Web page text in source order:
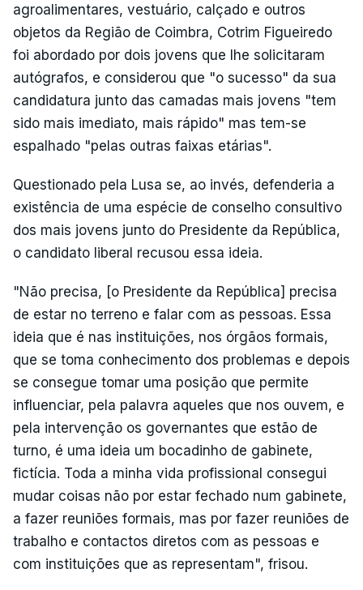
agroalimentares, vestuário, calçado e outros
objetos da Região de Coimbra, Cotrim Figueiredo
foi abordado por dois jovens que lhe solicitaram
autógrafos, e considerou que "o sucesso" da sua
candidatura junto das camadas mais jovens "tem
sido mais imediato, mais rápido" mas tem-se
espalhado "pelas outras faixas etárias".
Questionado pela Lusa se, ao invés, defenderia a
existência de uma espécie de conselho consultivo
dos mais jovens junto do Presidente da República,
o candidato liberal recusou essa ideia.
"Não precisa, [o Presidente da República] precisa
de estar no terreno e falar com as pessoas. Essa
ideia que é nas instituições, nos órgãos formais,
que se toma conhecimento dos problemas e depois
se consegue tomar uma posição que permite
influenciar, pela palavra aqueles que nos ouvem, e
pela intervenção os governantes que estão de
turno, é uma ideia um bocadinho de gabinete,
fictícia. Toda a minha vida profissional consegui
mudar coisas não por estar fechado num gabinete,
a fazer reuniões formais, mas por fazer reuniões de
trabalho e contactos diretos com as pessoas e
com instituições que as representam", frisou.